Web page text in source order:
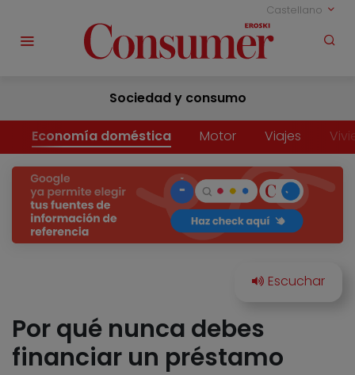
Castellano
Sociedad y consumo
Economía doméstica Motor Viajes
Por qué nunca debes
financiar un préstamo